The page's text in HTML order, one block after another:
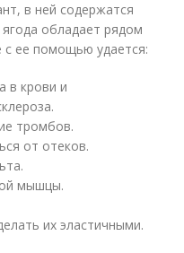
в ней содержатся
обладает рядом
с ее помощью удается:
в крови и
тромбов.
от отеков.
мышцы.
их эластичными.